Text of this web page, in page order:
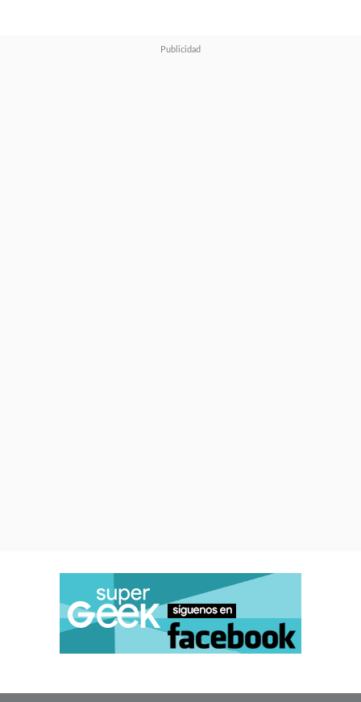
Nakatsuru(Dragon Ball Z,
Digimon) adaptando sus diseños
para la animación. Se
sumaYuuko Kakiharaen la